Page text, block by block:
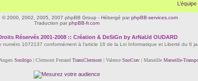
© 2000, 2002, 2005, 2007 phpBB Group - Hébergé par phpBB-services.com
Traduction par phpBB-fr.com
Réservés 2001-2008 :: Création & DeSiGn by ArNaUd OUDARD
numéro 1072137 conformément à l'article 16 de la Loi Informatique et Liberté du 6
SnoIrigo| Clermont Ferrand TransClermont| Valence SnoCtav| Marseille Marseille-